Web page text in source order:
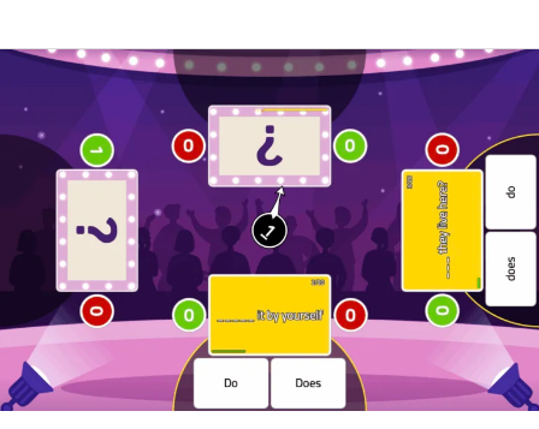
Nyt
redigeringsoplevelse